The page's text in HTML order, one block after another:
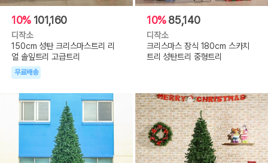
10% 101,160
디작소
150cm 성탄 크리스마스트리 리
얼 솔잎트리 고급트리
무료배송
10%85,140
디작소
크리스마스 장식 180cm 스카치
트리 성탄트리 중형트리